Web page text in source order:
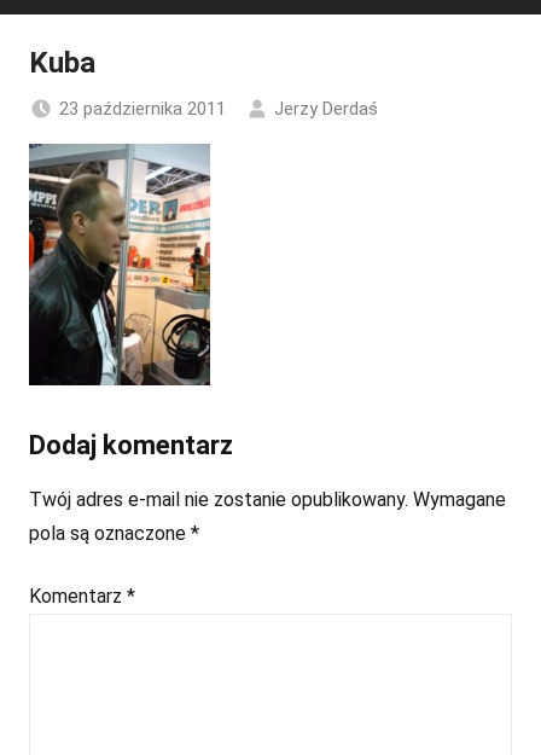
Kuba
23 października 2011 Jerzy Derdaś
Dodaj komentarz
Twój adres e-mail nie zostanie opublikowany. Wymagane
pola są oznaczone *
Komentarz *